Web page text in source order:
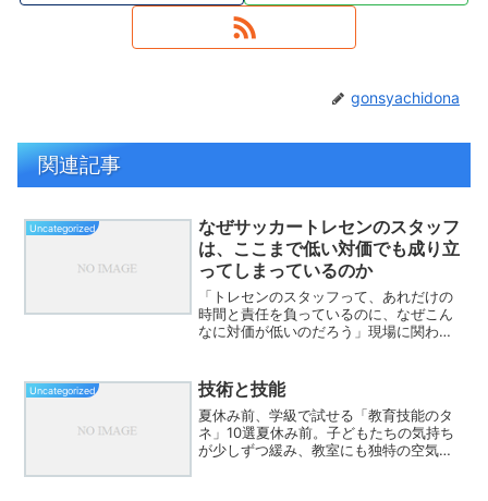
gonsyachidona
関連記事
Uncategorized
なぜサッカートレセンのスタッフ
は、ここまで低い対価でも成り立
ってしまっているのか
「トレセンのスタッフって、あれだけの
時間と責任を負っているのに、なぜこん
なに対価が低いのだろう」現場に関わっ
でも制度は、長年“問題なく”回ってきた
ように見える。だが本当...
Uncategorized 技術と技能
夏休み前、学級で試せる「教育技能のタ
ネ」10選夏休み前。子どもたちの気持ち
が少しずつ緩み、教室にも独特の空気が